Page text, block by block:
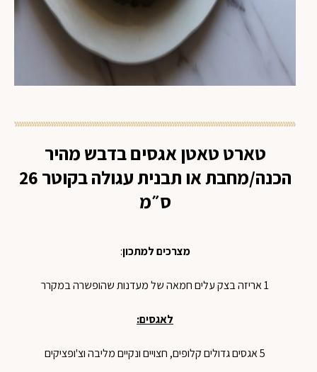
טארט טאטן אגסים בדבש מהיר
הכנה/מחבת או תבנית עגולה בקוטר 26
ס״מ
מצרכים למתכון:
1 אריזה בצק עלים חמאה של מעדנות שהופשרה במקרר
לאגסים:
5 אגסים גדולים קלופים, חצויים ונקיים מליבה וצ'ופציקים